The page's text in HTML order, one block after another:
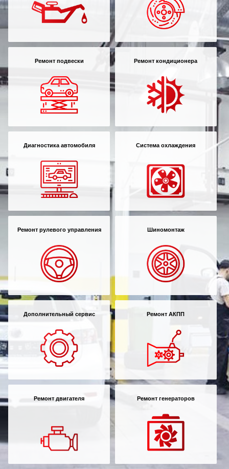
Ремонт подвески Ремонт кондиционера
Диагностика автомобиля Система охлаждения
Ремонт рулевого управления Шиномонтаж
Дополнительный сервис Ремонт АКПП
Ремонт двигателя Ремонт генераторов